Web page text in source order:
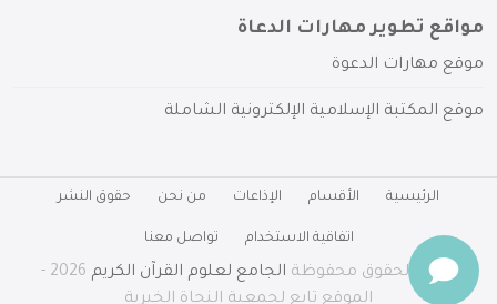
مواقع تطوير مهارات الدعاة
موقع مهارات الدعوة
موقع المكتبة الإسلامية الإلكترونية الشاملة
الرئيسية الأقسام الإذاعات من نحن حقوق النشر
اتفاقية الاستخدام تواصل معنا
جميع الحقوق محفوظة الجامع لعلوم القرآن الكريم
2026 -
الموقع تابع لجمعية النجاة الخيرية